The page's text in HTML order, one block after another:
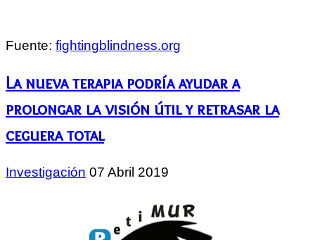
Fuente: fightingblindness.org
La nueva terapia podría ayudar a
prolongar la visión útil y retrasar la
ceguera total
Investigación 07 Abril 2019